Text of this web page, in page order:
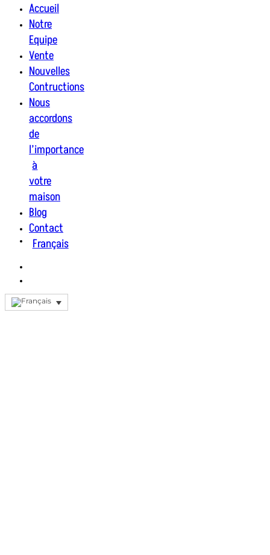
Accueil
Notre
Equipe
Vente
Nouvelles
Contructions
Nous
accordons
de
l’importance
à
votre
maison
Blog
Contact
Français